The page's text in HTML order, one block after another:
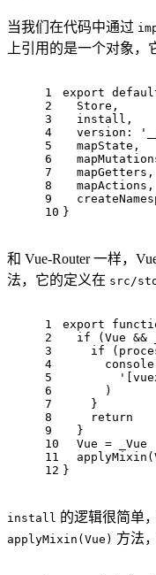
当我们在代码中通过
上引用的是一个对象，
1
2
3
4
5
6
7
8
9
10
export
Store ,
  install,
version :
  mapState,
  mapGetters,
  mapActions,
}
和 Vue-Router 一样，
法，它的定义在 src/
1
2
3
4
5
6
7
8
9
10
11
12
export
if ( Vue &&
if
console
      )
    }
return
  }
Vue = _Vue
applyMixin (
}
install 的逻辑很简单
applyMixin(Vue) 方法